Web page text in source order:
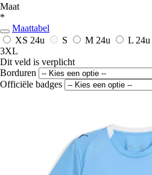
Maat
*
Maattabel
XS 24u S M 24u L 24u
3XL
Dit veld is verplicht
Borduren
Officiële badges